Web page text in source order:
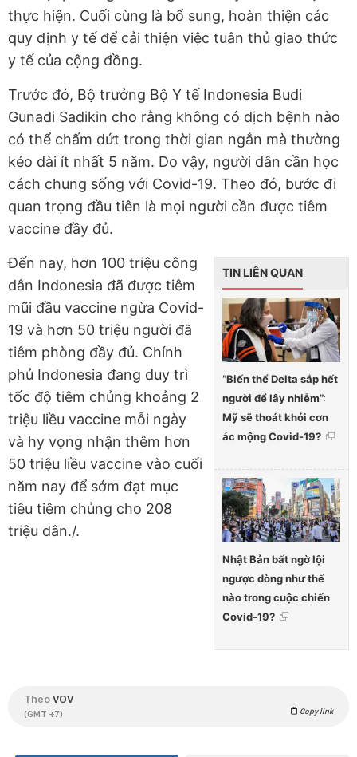
thực hiện. Cuối cùng là bổ sung, hoàn thiện các
quy định y tế để cải thiện việc tuân thủ giao thức
y tế của cộng đồng.
Trước đó, Bộ trưởng Bộ Y tế Indonesia Budi
Gunadi Sadikin cho rằng không có dịch bệnh nào
có thể chấm dứt trong thời gian ngắn mà thường
kéo dài ít nhất 5 năm. Do vậy, người dân cần học
cách chung sống với Covid-19. Theo đó, bước đi
quan trọng đầu tiên là mọi người cần được tiêm
vaccine đầy đủ.
TIN LIÊN QUAN
“Biến thể Delta sắp hết
người để lây nhiễm”:
Mỹ sẽ thoát khỏi cơn
ác mộng Covid-19?
Nhật Bản bất ngờ lội
ngược dòng như thế
nào trong cuộc chiến
Covid-19?
Đến nay, hơn 100 triệu công
dân Indonesia đã được tiêm
mũi đầu vaccine ngừa Covid-
19 và hơn 50 triệu người đã
tiêm phòng đầy đủ. Chính
phủ Indonesia đang duy trì
tốc độ tiêm chủng khoảng 2
triệu liều vaccine mỗi ngày
và hy vọng nhận thêm hơn
50 triệu liều vaccine vào cuối
năm nay để sớm đạt mục
tiêu tiêm chủng cho 208
triệu dân./.
TheoVOV
(GMT +7) Copy link